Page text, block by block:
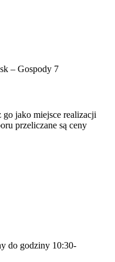
– Gospody 7
go jako miejsce realizacji
przeliczane są ceny
do godziny 10:30-